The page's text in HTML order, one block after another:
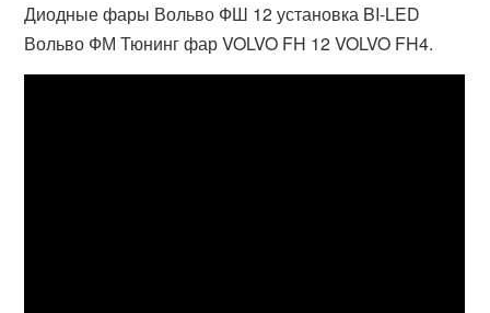
Диодные фары Вольво ФШ 12 установка BI-LED
Вольво ФМ Тюнинг фар VOLVO FH 12 VOLVO FH4.